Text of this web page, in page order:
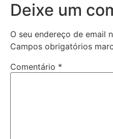
Deixe um
O seu endereço de email
Campos obrigatórios
Comentário *